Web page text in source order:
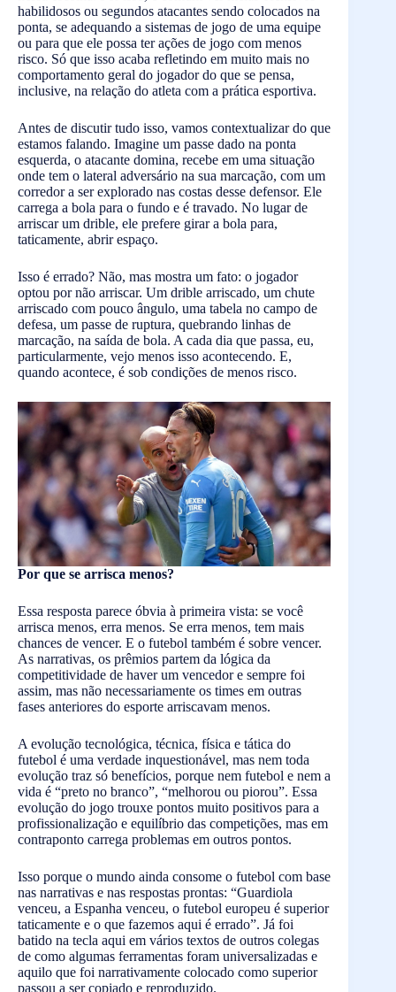
habilidosos ou segundos atacantes sendo colocados na
ponta, se adequando a sistemas de jogo de uma equipe
ou para que ele possa ter ações de jogo com menos
risco. Só que isso acaba refletindo em muito mais no
comportamento geral do jogador do que se pensa,
inclusive, na relação do atleta com a prática esportiva.
Antes de discutir tudo isso, vamos contextualizar do que
estamos falando. Imagine um passe dado na ponta
esquerda, o atacante domina, recebe em uma situação
onde tem o lateral adversário na sua marcação, com um
corredor a ser explorado nas costas desse defensor. Ele
carrega a bola para o fundo e é travado. No lugar de
arriscar um drible, ele prefere girar a bola para,
taticamente, abrir espaço.
Isso é errado? Não, mas mostra um fato: o jogador
optou por não arriscar. Um drible arriscado, um chute
arriscado com pouco ângulo, uma tabela no campo de
defesa, um passe de ruptura, quebrando linhas de
marcação, na saída de bola. A cada dia que passa, eu,
particularmente, vejo menos isso acontecendo. E,
quando acontece, é sob condições de menos risco.
Por que se arrisca menos?
Essa resposta parece óbvia à primeira vista: se você
arrisca menos, erra menos. Se erra menos, tem mais
chances de vencer. E o futebol também é sobre vencer.
As narrativas, os prêmios partem da lógica da
competitividade de haver um vencedor e sempre foi
assim, mas não necessariamente os times em outras
fases anteriores do esporte arriscavam menos.
A evolução tecnológica, técnica, física e tática do
futebol é uma verdade inquestionável, mas nem toda
evolução traz só benefícios, porque nem futebol e nem a
vida é “preto no branco”, “melhorou ou piorou”. Essa
evolução do jogo trouxe pontos muito positivos para a
profissionalização e equilíbrio das competições, mas em
contraponto carrega problemas em outros pontos.
Isso porque o mundo ainda consome o futebol com base
nas narrativas e nas respostas prontas: “Guardiola
venceu, a Espanha venceu, o futebol europeu é superior
taticamente e o que fazemos aqui é errado”. Já foi
batido na tecla aqui em vários textos de outros colegas
de como algumas ferramentas foram universalizadas e
aquilo que foi narrativamente colocado como superior
passou a ser copiado e reproduzido.